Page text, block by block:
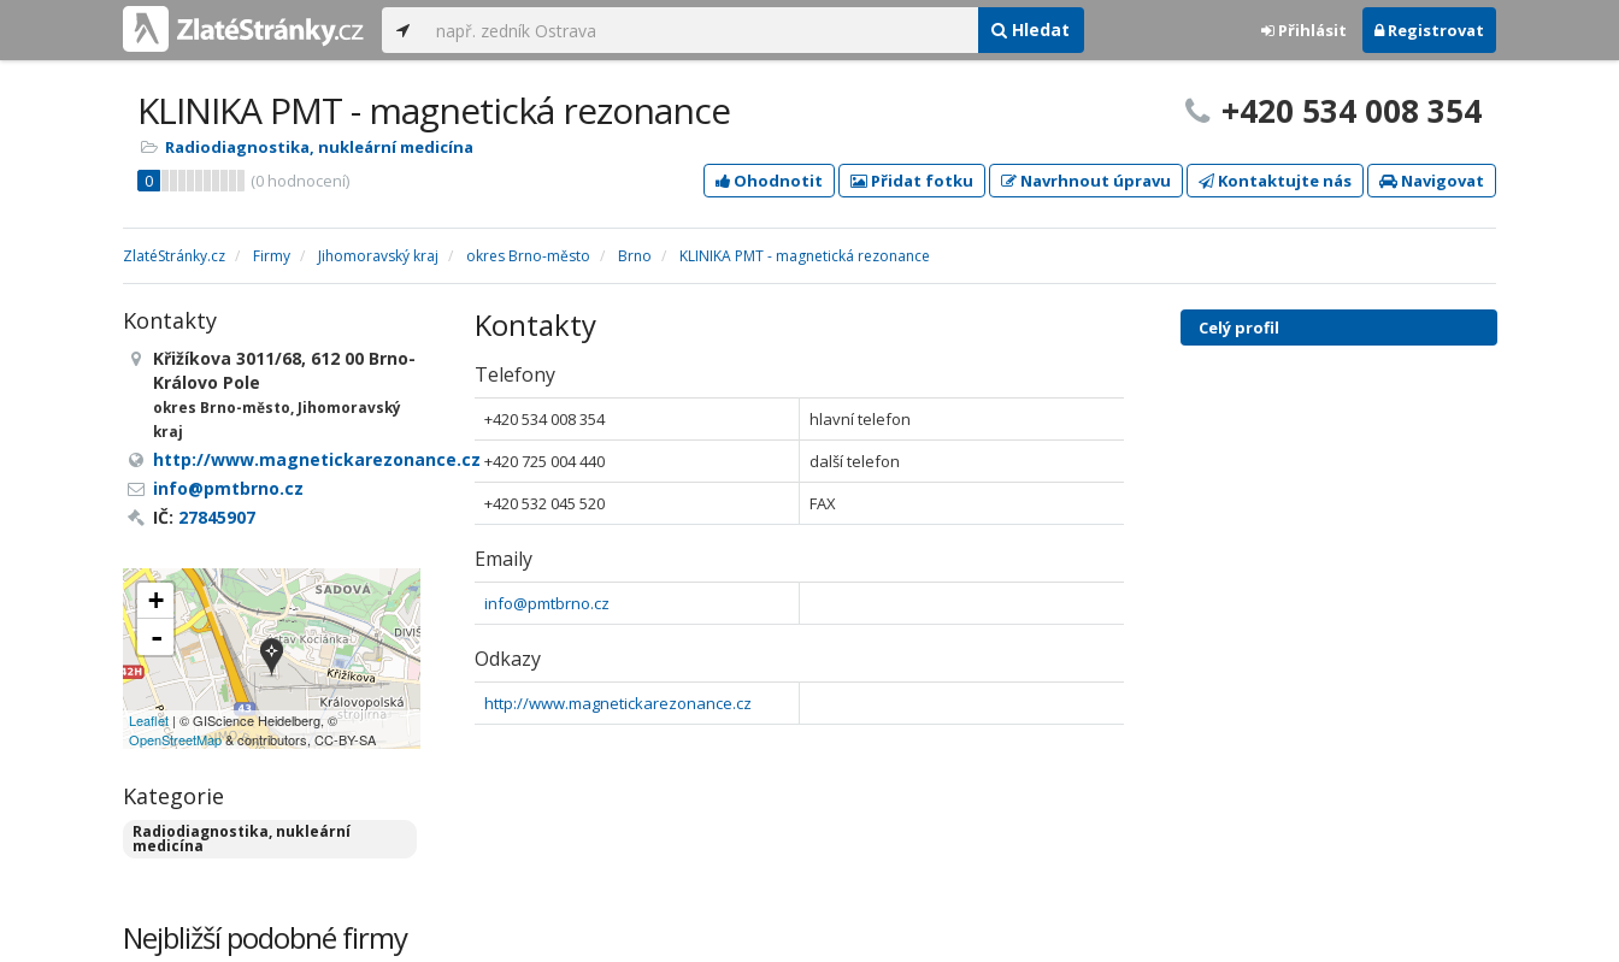
Hledat Přihlásit Registrovat
KLINIKA PMT - magnetická rezonance
Radiodiagnostika, nukleární medicína
0
(0 hodnocení)
+420 534 008 354
Ohodnotit Přidat fotku Navrhnout úpravu Kontaktujte nás Navigovat
ZlatéStránky.cz Firmy Jihomoravský kraj okres Brno-město Brno KLINIKA PMT - magnetická rezonance
Kontakty
Telefony
+420 534 008 354
hlavní telefon
+420 725 004 440
další telefon
+420 532 045 520
FAX
Emaily
info@pmtbrno.cz
Odkazy
http://www.magnetickarezonance.cz
Kontakty
Křižíkova 3011/68, 612 00 Brno-
Královo Pole
okres Brno-město, Jihomoravský
kraj
http://www.magnetickarezonance.cz
info@pmtbrno.cz
IČ: 27845907
+
-
Leaflet | © GIScience Heidelberg, ©
OpenStreetMap& contributors, CC-BY-SA
Kategorie
Radiodiagnostika, nukleární
medicína
Celý profil
Nejbližší podobné firmy